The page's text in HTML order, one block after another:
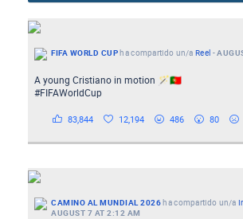
FIFA WORLD CUPha compartido un/a Reel -
A young Cristiano in motion 🪄🇵🇹
#FIFAWorldCup
83,844 12,194 486 80
CAMINO AL MUNDIAL 2026ha compartido un/a
AUGUST 7 AT 2:12 AM